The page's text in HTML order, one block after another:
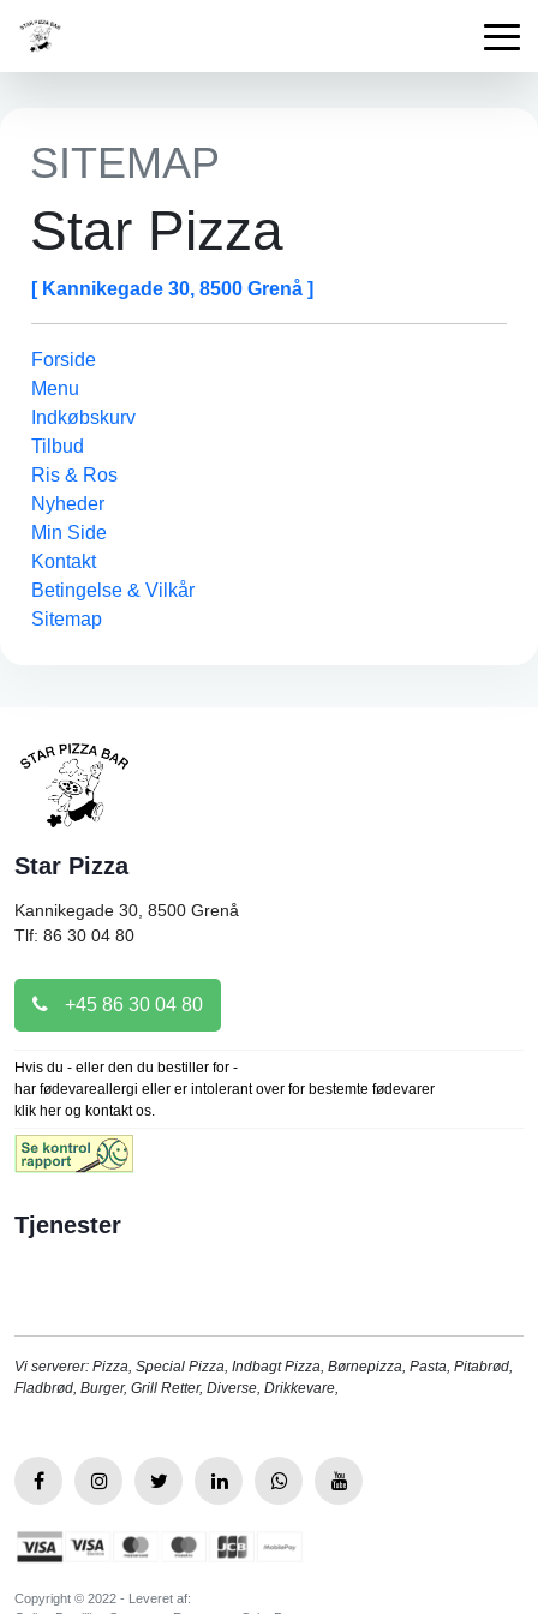
SITEMAP
Star Pizza
[ Kannikegade 30, 8500 Grenå ]
Forside
Menu
Indkøbskurv
Tilbud
Ris & Ros
Nyheder
Min Side
Kontakt
Betingelse & Vilkår
Sitemap
Star Pizza
Kannikegade 30, 8500 Grenå
Tlf: 86 30 04 80
+45 86 30 04 80
Hvis du - eller den du bestiller for -
har fødevareallergi eller er intolerant over for bestemte fødevarer
klik her og kontakt os.
Tjenester
Vi serverer: Pizza, Special Pizza, Indbagt Pizza, Børnepizza, Pasta, Pitabrød,
Fladbrød, Burger, Grill Retter, Diverse, Drikkevare,
Copyright © 2022 - Leveret af: